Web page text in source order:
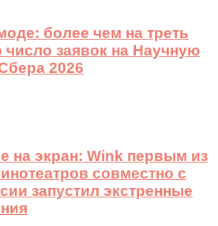
более чем на треть
заявок на Научную
2026
на экран: Wink первым из
совместно с
запустил экстренные